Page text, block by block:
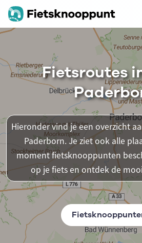
Fietsroutes
Hieronder vind je een overzicht
Paderborn. Je ziet ook alle
moment fietsknooppunten
op je fiets en ontdek de